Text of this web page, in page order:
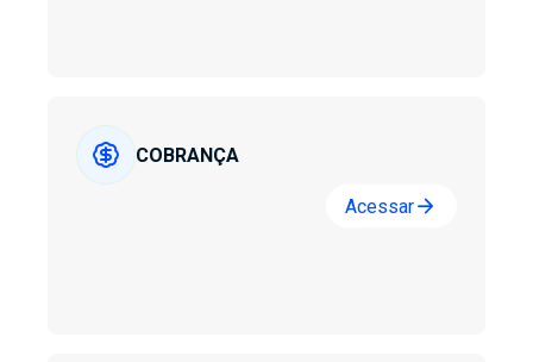
COBRANÇA
Acessararrow_forward